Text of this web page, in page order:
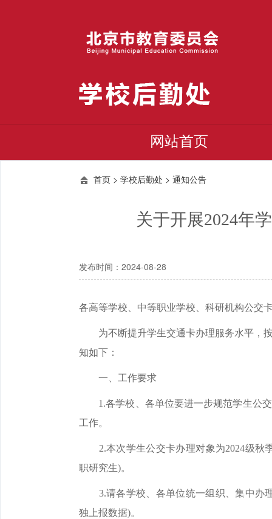
网站首页
首页 > 学校后勤处 > 通知公告
关于开展2024年
发布时间：2024-08-28
各高等学校、中等职业学校、科研机构公交
为不断提升学生交通卡办理服务水平，按
知如下：
一、工作要求
1.各学校、各单位要进一步规范学生公交
工作。
2.本次学生公交卡办理对象为2024级秋
职研究生)。
3.请各学校、各单位统一组织、集中办
独上报数据)。